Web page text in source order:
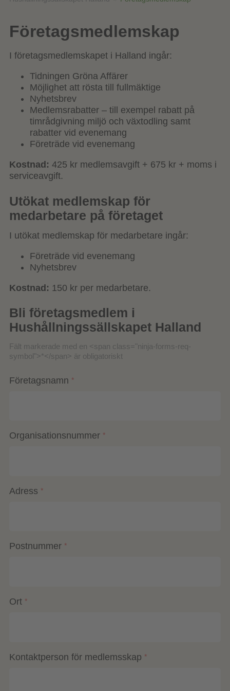
Företagsmedlemskap
I företagsmedlemskapet i Halland ingår:
Tidningen Gröna Affärer
Möjlighet att rösta till fullmäktige
Nyhetsbrev
Medlemsrabatter – till exempel rabatt på
timrådgivning miljö och växtodling samt
rabatter vid evenemang
Företräde vid evenemang
Kostnad: 425 kr medlemsavgift + 675 kr + moms i
serviceavgift.
Utökat medlemskap för
medarbetare på företaget
I utökat medlemskap för medarbetare ingår:
Företräde vid evenemang
Nyhetsbrev
Kostnad: 150 kr per medarbetare.
Bli företagsmedlem i
Hushållningssällskapet Halland
Fält markerade med en <span class="ninja-forms-req-
symbol">*</span> är obligatoriskt
Företagsnamn *
Organisationsnummer *
Adress *
Postnummer *
Ort *
Kontaktperson för medlemsskap *